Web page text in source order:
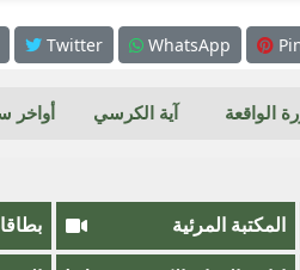
Twitter WhatsApp
الواقعة آية الكرسي أواخر
المكتبة المرئية